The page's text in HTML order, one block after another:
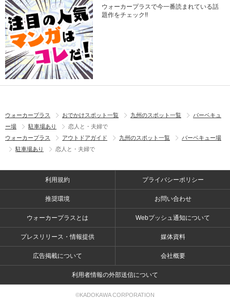
ウォーカープラスで今一番読まれている話
題作をチェック!!
ウォーカープラス おでかけスポット一覧 九州のスポット一覧
バーベキュ
ー場
駐車場あり
恋人と・夫婦で
ウォーカープラス
アウトドアガイド 九州のスポット一覧
バーベキュー場
駐車場あり
恋人と・夫婦で
利用規約 プライバシーポリシー
推奨環境 お問い合わせ
ウォーカープラスとは Webプッシュ通知について
プレスリリース・情報提供 媒体資料
広告掲載について 会社概要
利用者情報の外部送信について
©KADOKAWA CORPORATION